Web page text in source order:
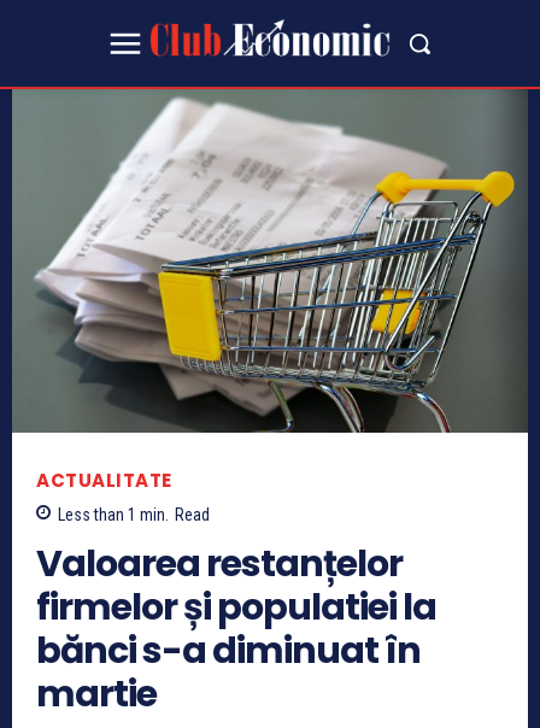
ACTUALITATE
Less than 1 min. Read
Valoarea restanțelor
firmelor și populatiei la
bănci s-a diminuat în
martie